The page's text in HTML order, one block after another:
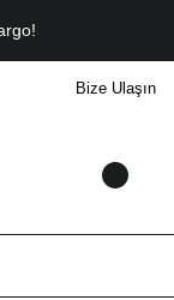
Bize Ulaşın